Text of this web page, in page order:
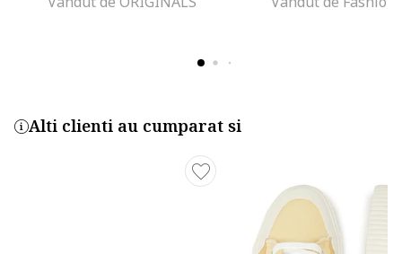
Alti clienti au cumparat si